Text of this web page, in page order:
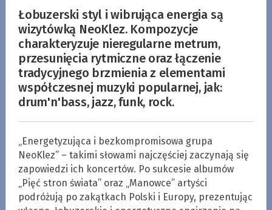
Łobuzerski styl i wibrująca energia są
wizytówką NeoKlez. Kompozycje
charakteryzuje nieregularne metrum,
przesunięcia rytmiczne oraz łączenie
tradycyjnego brzmienia z elementami
współczesnej muzyki popularnej, jak:
drum'n'bass, jazz, funk, rock.
„Energetyzująca i bezkompromisowa grupa
NeoKlez” – takimi słowami najczęściej zaczynają się
zapowiedzi ich koncertów. Po sukcesie albumów
„Pięć stron świata” oraz „Manowce” artyści
podróżują po zakątkach Polski i Europy, prezentując